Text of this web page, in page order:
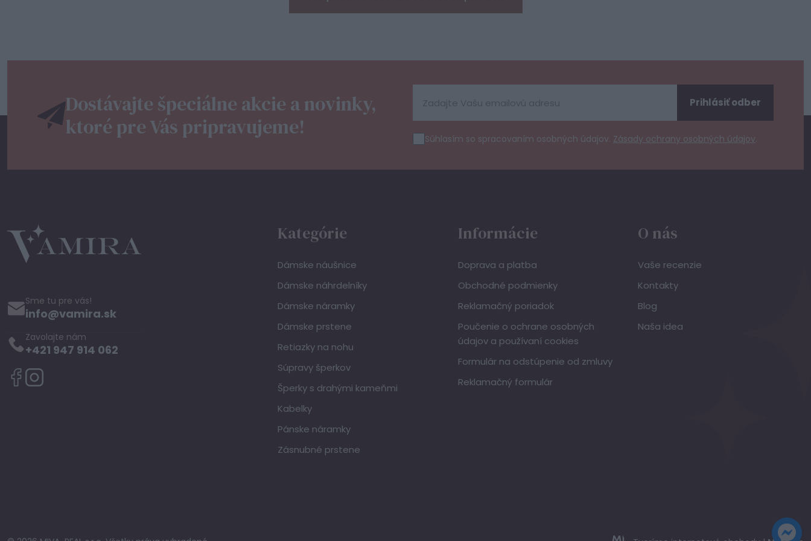
Dostávajte špeciálne akcie a novinky,
ktoré pre Vás pripravujeme!
Súhlasím so spracovaním osobných údajov. Zásady ochrany osobných údajov.
Prihlásiť odber
Sme tu pre vás!
info@vamira.sk
Zavolajte nám
+421 947 914 062
Kategórie
Dámske náušnice
Dámske náhrdelníky
Dámske náramky
Dámske prstene
Retiazky na nohu
Súpravy šperkov
Šperky s drahými kameňmi
Kabelky
Pánske náramky
Zásnubné prstene
Informácie
Doprava a platba
Obchodné podmienky
Reklamačný poriadok
Poučenie o ochrane osobných
údajov a používaní cookies
Formulár na odstúpenie od zmluvy
Reklamačný formulár
O nás
Vaše recenzie
Kontakty
Blog
Naša idea